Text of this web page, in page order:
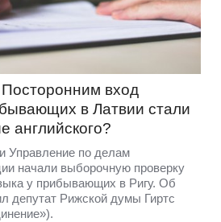
вход
в Латвии стали
английского?
Управление по делам
начали выборочную проверку
у прибывающих в Ригу. Об
депутат Рижской думы Гиртс